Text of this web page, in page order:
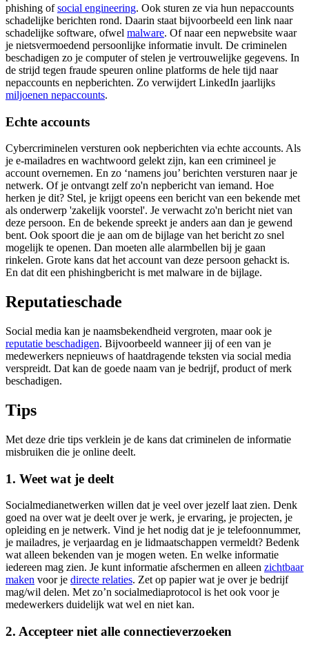
phishing ofsocial engineering. Ook sturen ze via hun nepaccounts
schadelijke berichten rond. Daarin staat bijvoorbeeld een link naar
schadelijke software, ofwel malware. Of naar een nepwebsite waar
je nietsvermoedend persoonlijke informatie invult. De criminelen
beschadigen zo je computer of stelen je vertrouwelijke gegevens. In
de strijd tegen fraude speuren online platforms de hele tijd naar
nepaccounts en nepberichten. Zo verwijdert LinkedIn jaarlijks
miljoenen nepaccounts.
Echte accounts
Cybercriminelen versturen ook nepberichten via echte accounts. Als
je e-mailadres en wachtwoord gelekt zijn, kan een crimineel je
account overnemen. En zo ‘namens jou’ berichten versturen naar je
netwerk. Of je ontvangt zelf zo'n nepbericht van iemand. Hoe
herken je dit? Stel, je krijgt opeens een bericht van een bekende met
als onderwerp 'zakelijk voorstel'. Je verwacht zo'n bericht niet van
deze persoon. En de bekende spreekt je anders aan dan je gewend
bent. Ook spoort die je aan om de bijlage van het bericht zo snel
mogelijk te openen. Dan moeten alle alarmbellen bij je gaan
rinkelen. Grote kans dat het account van deze persoon gehackt is.
En dat dit een phishingbericht is met malware in de bijlage.
Reputatieschade
Social media kan je naamsbekendheid vergroten, maar ook je
reputatie beschadigen. Bijvoorbeeld wanneer jij of een van je
medewerkers nepnieuws of haatdragende teksten via social media
verspreidt. Dat kan de goede naam van je bedrijf, product of merk
beschadigen.
Tips
Met deze drie tips verklein je de kans dat criminelen de informatie
misbruiken die je online deelt.
1. Weet wat je deelt
Socialmedianetwerken willen dat je veel over jezelf laat zien. Denk
goed na over wat je deelt over je werk, je ervaring, je projecten, je
opleiding en je netwerk. Vind je het nodig dat je je telefoonnummer,
je mailadres, je verjaardag en je lidmaatschappen vermeldt? Bedenk
wat alleen bekenden van je mogen weten. En welke informatie
iedereen mag zien. Je kunt informatie afschermen en alleen zichtbaar
maken voor je directe relaties. Zet op papier wat je over je bedrijf
mag/wil delen. Met zo’n socialmediaprotocol is het ook voor je
medewerkers duidelijk wat wel en niet kan.
2. Accepteer niet alle connectieverzoeken